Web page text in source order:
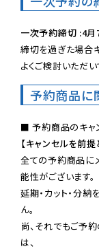
一次予約締切 :4
締切を過ぎた場合
よくご検討いただ
予約商品に
【キャンセルを前
全ての予約商品に
能性がございます。
延期・カット・分
ん。
尚、それでもご予
は、